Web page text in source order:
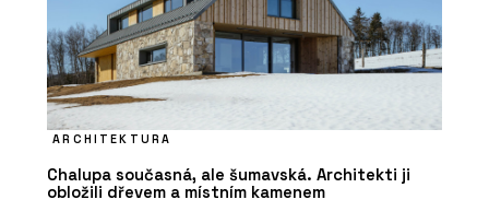
ARCHITEKTURA
Chalupa současná, ale šumavská. Architekti ji
obložili dřevem a místním kamenem